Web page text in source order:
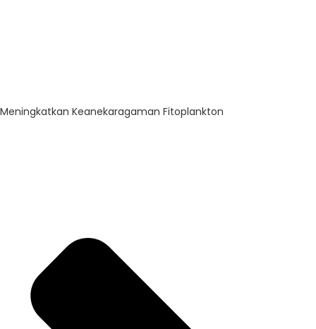
Meningkatkan Keanekaragaman Fitoplankton